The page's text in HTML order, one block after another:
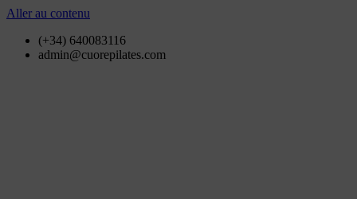
Aller au contenu
(+34) 640083116
admin@cuorepilates.com